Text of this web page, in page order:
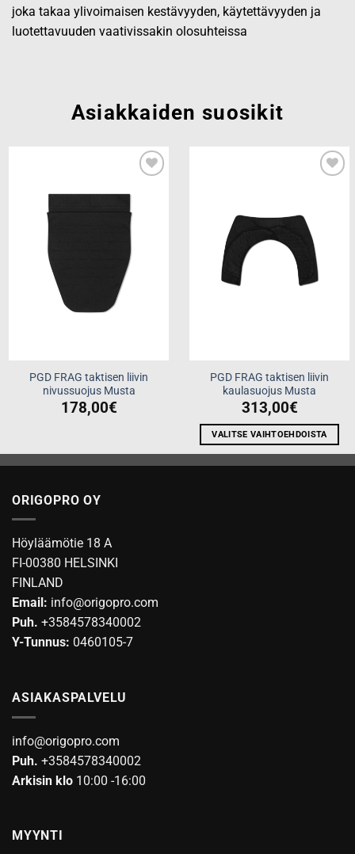
joka takaa ylivoimaisen kestävyyden, käytettävyyden ja
luotettavuuden vaativissakin olosuhteissa
Asiakkaiden suosikit
wishlist
PGD FRAG taktisen liivin
nivussuojus Musta
178,00€
PGD FRAG taktisen liivin
kaulasuojus Musta
313,00€
VALITSE VAIHTOEHDOISTA
Tällä
tuotteella
ORIGOPRO OY
Höyläämötie 18 A
FI-00380 HELSINKI
FINLAND
Email: info@origopro.com
Puh. +3584578340002
Y-Tunnus: 0460105-7
ASIAKASPALVELU
info@origopro.com
Puh. +3584578340002
Arkisin klo 10:00 -16:00
MYYNTI